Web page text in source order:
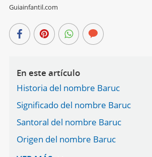
Guiainfantil.com
En este artículo
Historia del nombre Baruc
Significado del nombre Baruc
Santoral del nombre Baruc
Origen del nombre Baruc